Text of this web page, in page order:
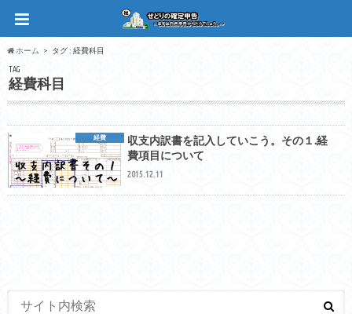
ホーム タグ : 経費科目
TAG
経費科目
経費
収支内訳書を記入していこう。その１.経
費項目について
2015.12.11